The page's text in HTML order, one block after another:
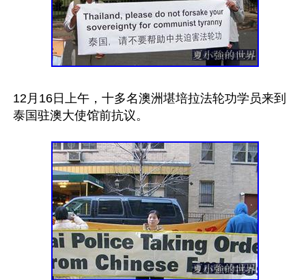
12月16日上午，十多名澳洲堪培拉法轮功学员来到
泰国驻澳大使馆前抗议。